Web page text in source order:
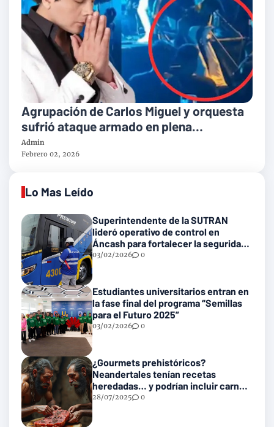
Agrupación de Carlos Miguel y orquesta
sufrió ataque armado en plena
presentación en Carabayllo
Admin
Febrero 02, 2026
Lo Mas Leído
Superintendente de la SUTRAN
lideró operativo de control en
Áncash para fortalecer la seguridad
en las vías nacionales
03/02/2026 0
Estudiantes universitarios entran en
la fase final del programa “Semillas
para el Futuro 2025”
03/02/2026 0
¿Gourmets prehistóricos?
Neandertales tenían recetas
heredadas… y podrían incluir carne
con gusanos
28/07/2025 0